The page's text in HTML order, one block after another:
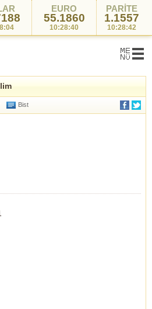
EURO
55.1860
10:28:40
PARİTE
1.1557
10:28:42
Bist